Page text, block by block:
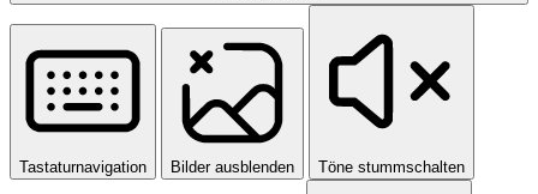
Tastaturnavigation Bilder ausblenden Töne stummschalten